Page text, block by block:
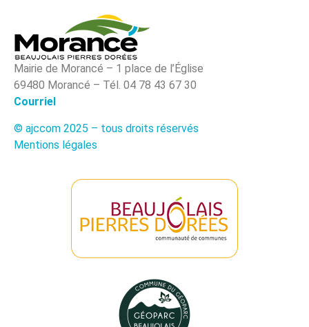
Mairie de Morancé – 1 place de l’Église
69480 Morancé – Tél. 04 78 43 67 30
Courriel
© ajccom 2025 – tous droits réservés
Mentions légales